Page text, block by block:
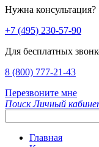
Нужна консультация?
+7 (495) 230-57-90
Для бесплатных
8 (800) 777-21-43
Перезвоните мне
Поиск Личный
Главная